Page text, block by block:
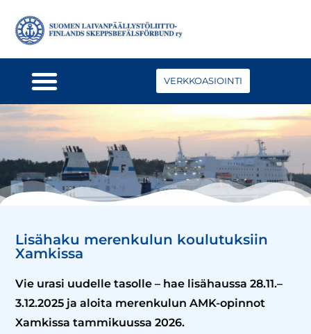
VERKKOASIOINTI
Lisähaku merenkulun koulutuksiin
Xamkissa
Vie urasi uudelle tasolle – hae lisähaussa 28.11.–
3.12.2025 ja aloita merenkulun AMK-opinnot
Xamkissa tammikuussa 2026.